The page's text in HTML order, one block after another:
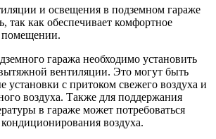
и освещения в подземном гараже
так как обеспечивает комфортное
помещении.
гаража необходимо установить
вентиляции. Это могут быть
с притоком свежего воздуха и
воздуха. Также для поддержания
в гараже может потребоваться
воздуха.